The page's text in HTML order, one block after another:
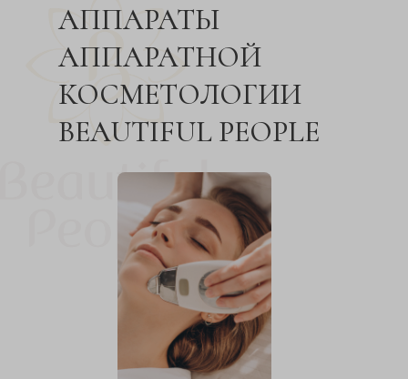
АППАРАТЫ
АППАРАТНОЙ
КОСМЕТОЛОГИИ
BEAUTIFUL PEOPLE